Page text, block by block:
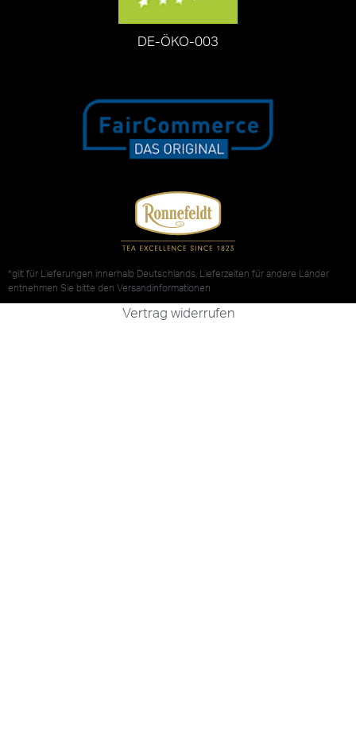
DE-ÖKO-003
*gilt für Lieferungen innerhalb Deutschlands, Lieferzeiten für andere Länder
entnehmen Sie bitte den Versandinformationen
Vertrag widerrufen